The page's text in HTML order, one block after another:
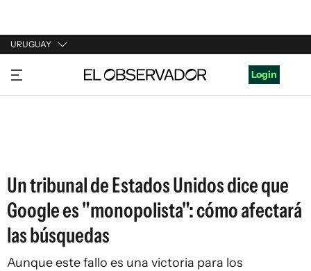
URUGUAY
URUGUAY
ARGENTINA
Login
Un tribunal de Estados Unidos dice que
Google es "monopolista": cómo afectará
las búsquedas
Aunque este fallo es una victoria para los